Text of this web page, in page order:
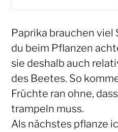
Paprika brauchen viel
du beim Pflanzen
sie deshalb auch
des Beetes. So
Früchte ran ohne,
trampeln muss.
Als nächstes pflanze